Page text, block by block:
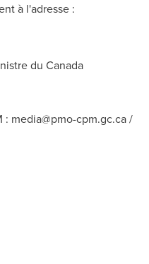
à l'adresse :
du Canada
: media@pmo-cpm.gc.ca/